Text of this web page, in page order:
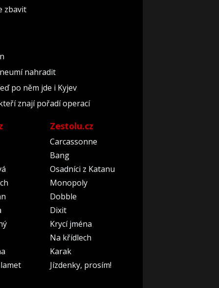
zbavit
nahradit
po něm jde i Kyjev
znají pořadí operací
Zestolu.cz
Carcassonne
Bang
Osadníci z Katanu
Monopoly
Dobble
Dixit
Krycí jména
Na křídlech
Karak
Jízdenky, prosím!